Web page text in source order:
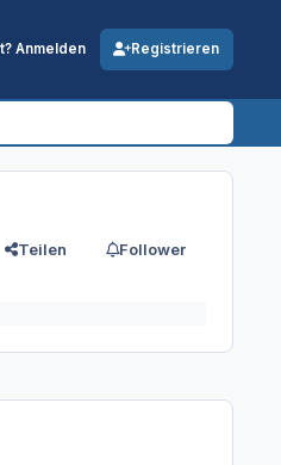
Anmelden Registrieren
Teilen Follower